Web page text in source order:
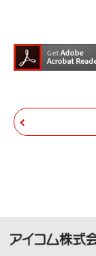
ダウ
貸、改
化する
いは
使用さ
ダウン